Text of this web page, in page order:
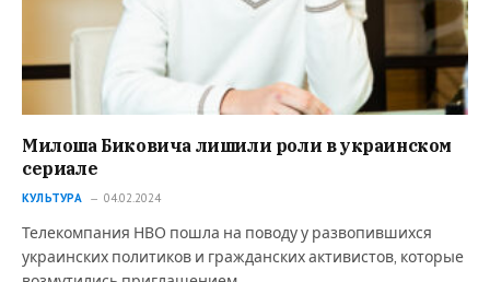
Милоша Биковича лишили роли в украинском
сериале
КУЛЬТУРА 04.02.2024
Телекомпания НВО пошла на поводу у развопившихся
украинских политиков и гражданских активистов, которые